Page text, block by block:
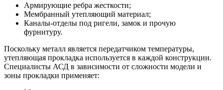
Армирующие ребра жесткости;
Мембранный утепляющий материал;
Каналы-отделы под ригели, замок и прочую
фурнитуру.
Поскольку металл является передатчиком температуры,
утепляющая прокладка используется в каждой конструкции.
Специалисты АСД в зависимости от сложности модели и
зоны прокладки применяет: